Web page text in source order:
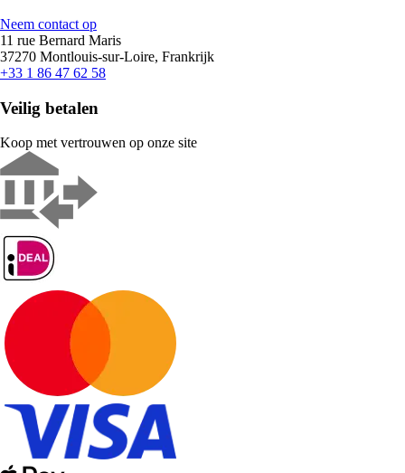
Neem contact op
11 rue Bernard Maris
37270 Montlouis-sur-Loire, Frankrijk
+33 1 86 47 62 58
Veilig betalen
Koop met vertrouwen op onze site